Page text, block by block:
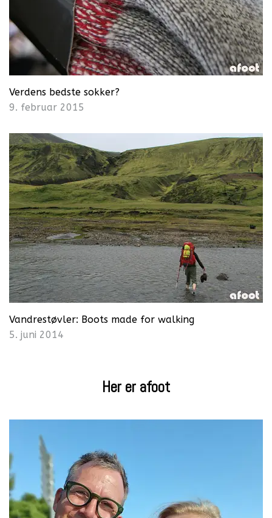
Verdens bedste sokker?
9. februar 2015
Vandrestøvler: Boots made for walking
5. juni 2014
Her er afoot